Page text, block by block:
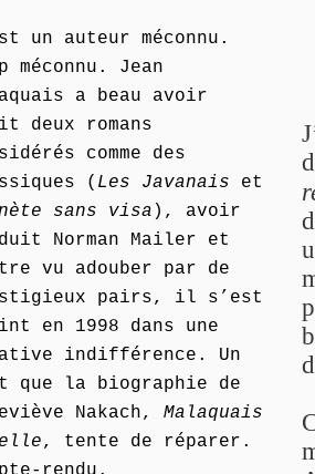
un auteur méconnu.
méconnu. Jean
a beau avoir
deux romans
comme des
( Les Javanais et
sans visa ), avoir
Norman Mailer et
vu adouber par de
pairs, il s’est
en 1998 dans une
indifférence. Un
que la biographie de
Nakach, Malaquais
, tente de réparer.